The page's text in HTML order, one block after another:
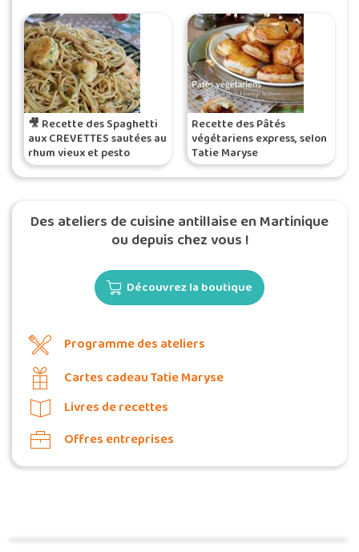
🎥 Recette des Spaghetti
aux CREVETTES sautées au
rhum vieux et pesto
bouquet garni
Recette des Pâtés
végétariens express, selon
Tatie Maryse
Des ateliers de cuisine antillaise en Martinique
ou depuis chez vous !
Découvrez la boutique
Programme des ateliers
Cartes cadeau Tatie Maryse
Livres de recettes
Offres entreprises